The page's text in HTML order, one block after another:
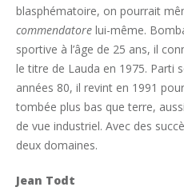
blasphématoire, on pourrait
commendatore lui-même.
sportive à l’âge de 25 ans, il
le titre de Lauda en 1975. Parti
années 80, il revint en 1991
tombée plus bas que terre,
de vue industriel. Avec des
deux domaines.
Jean Todt